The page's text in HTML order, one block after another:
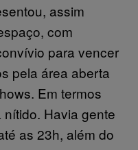
assim
com
para vencer
pela área aberta
Em termos
Havia gente
as 23h, além do